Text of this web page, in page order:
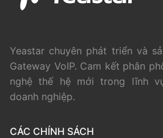
Yeastar chuyên phát triển và
Gateway VoIP. Cam kết phân
nghệ thế hệ mới trong lĩnh
doanh nghiệp.
CÁC CHÍNH SÁCH